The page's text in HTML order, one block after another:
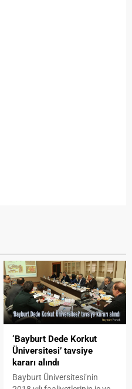
‘Bayburt Dede Korkut
Üniversitesi’ tavsiye
kararı alındı
Bayburt Üniversitesi’nin